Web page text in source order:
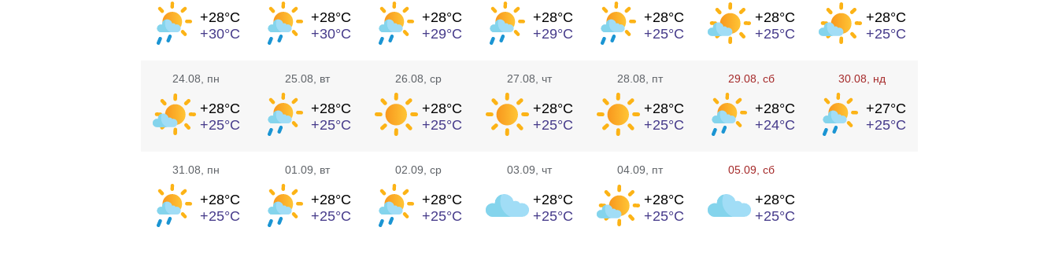
+28°C
+30°C
+28°C
+30°C
+28°C
+29°C
+28°C
+29°C
+28°C
+25°C
+28°C
+25°C
+28°C
+25°C
24.08 , пн
+28°C
+25°C
25.08 , вт
+28°C
+25°C
26.08 , ср
+28°C
+25°C
27.08 , чт
+28°C
+25°C
28.08 , пт
+28°C
+25°C
29.08 , сб
+28°C
+24°C
30.08 , нд
+27°C
+25°C
31.08 , пн
+28°C
+25°C
01.09 , вт
+28°C
+25°C
02.09 , ср
+28°C
+25°C
03.09 , чт
+28°C
+25°C
04.09 , пт
+28°C
+25°C
05.09 , сб
+28°C
+25°C